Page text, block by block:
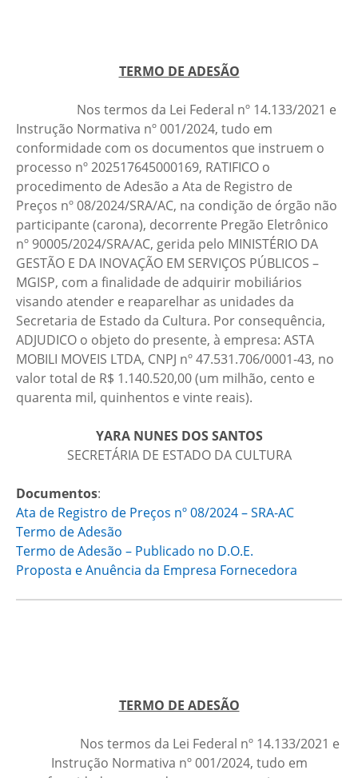
TERMO DE ADESÃO
Nos termos da Lei Federal nº 14.133/2021 e
Instrução Normativa nº 001/2024, tudo em
conformidade com os documentos que instruem o
processo nº 202517645000169, RATIFICO o
procedimento de Adesão a Ata de Registro de
Preços nº 08/2024/SRA/AC, na condição de órgão não
participante (carona), decorrente Pregão Eletrônico
nº 90005/2024/SRA/AC, gerida pelo MINISTÉRIO DA
GESTÃO E DA INOVAÇÃO EM SERVIÇOS PÚBLICOS –
MGISP, com a finalidade de adquirir mobiliários
visando atender e reaparelhar as unidades da
Secretaria de Estado da Cultura. Por consequência,
ADJUDICO o objeto do presente, à empresa: ASTA
MOBILI MOVEIS LTDA, CNPJ nº 47.531.706/0001-43, no
valor total de R$ 1.140.520,00 (um milhão, cento e
quarenta mil, quinhentos e vinte reais).
YARA NUNES DOS SANTOS
SECRETÁRIA DE ESTADO DA CULTURA
Documentos:
Ata de Registro de Preços nº 08/2024 – SRA-AC
Termo de Adesão
Termo de Adesão – Publicado no D.O.E.
Proposta e Anuência da Empresa Fornecedora
TERMO DE ADESÃO
Nos termos da Lei Federal nº 14.133/2021 e
Instrução Normativa nº 001/2024, tudo em